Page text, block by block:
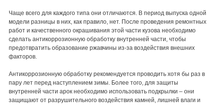
Чаще всего для каждого типа они отличаются. В период выпуска одной
модели разницы в них, как правило, нет. После проведения ремонтных
работ и качественного окрашивания этой части кузова необходимо
сделать антикоррозионную обработку внутренней части, чтобы
предотвратить образование ржавчины из-за воздействия внешних
факторов.
Антикоррозионную обработку рекомендуется проводить хотя бы раз в
пару лет перед наступлением зимы. Более того, для защиты
внутренней части арок необходимо использовать подкрылки – они
защищают от разрушительного воздействия камней, лишней влаги и